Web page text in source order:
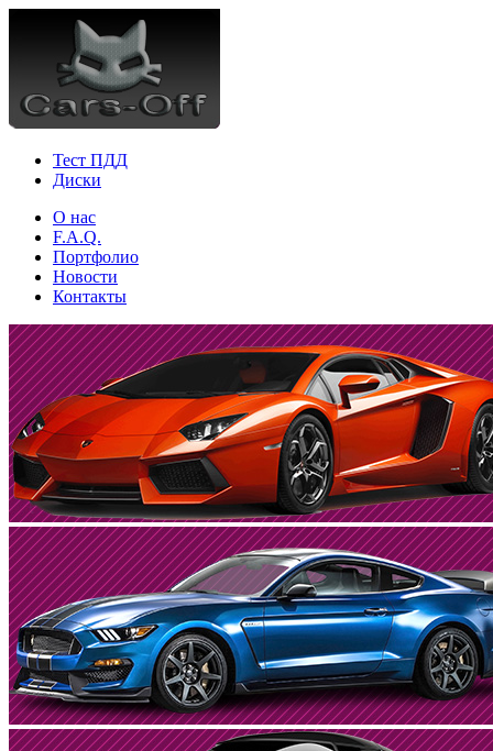
Тест ПДД
Диски
О нас
F.A.Q.
Портфолио
Новости
Контакты